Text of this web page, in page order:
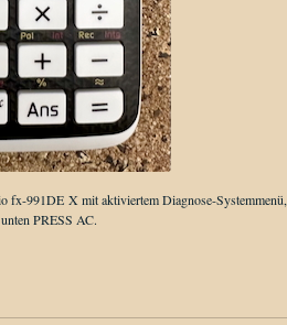
fx-991DE X mit aktiviertem Diagnose-Systemmenü,
PRESS AC.